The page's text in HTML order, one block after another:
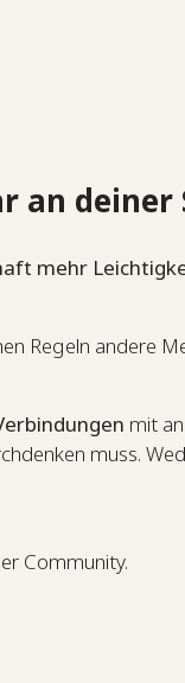
an deiner
mehr
Regeln andere
mit
muss.
Community.